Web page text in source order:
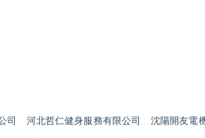
司 河北哲仁健身服務有限公司 沈陽開友電